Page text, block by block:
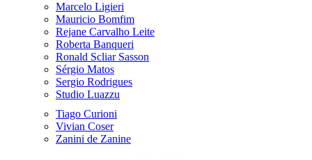
Marcelo Ligieri
Mauricio Bomfim
Rejane Carvalho Leite
Roberta Banqueri
Ronald Scliar Sasson
Sérgio Matos
Sergio Rodrigues
Studio Luazzu
Tiago Curioni
Vivian Coser
Zanini de Zanine